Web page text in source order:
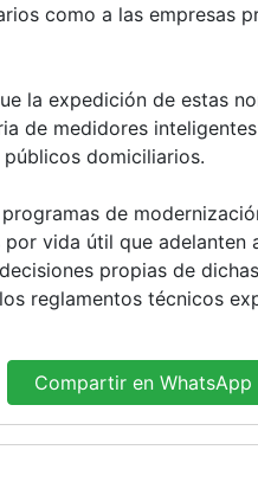
como a las empresas
la expedición de estas
de medidores
domiciliarios.
de
vida útil que adelanten
propias de
reglamentos técnicos
Compartir en WhatsApp